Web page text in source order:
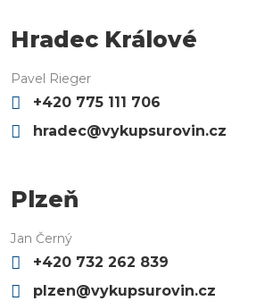
Hradec Králové
Pavel Rieger
+420 775 111 706
hradec@vykupsurovin.cz
Plzeň
Jan Černý
+420 732 262 839
plzen@vykupsurovin.cz